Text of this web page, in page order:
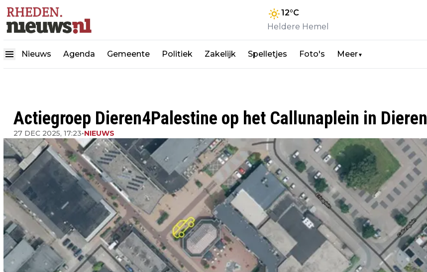
12°C
Heldere Hemel
Nieuws Agenda Gemeente Politiek Zakelijk Spelletjes Foto's Meer▼
Actiegroep Dieren4Palestine op het Callunaplein in Dieren
27 DEC 2025, 17:23•NIEUWS